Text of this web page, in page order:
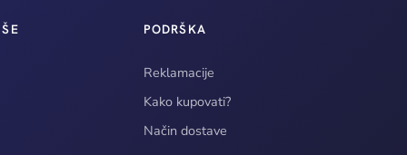
PODRŠKA
Reklamacije
Kako kupovati?
Način dostave